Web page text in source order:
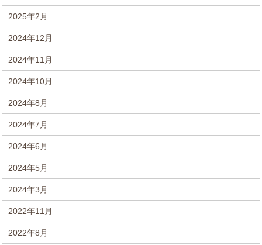
2025年2月
2024年12月
2024年11月
2024年10月
2024年8月
2024年7月
2024年6月
2024年5月
2024年3月
2022年11月
2022年8月